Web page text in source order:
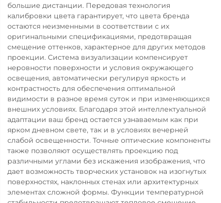
большие дистанции. Передовая технология
калибровки цвета гарантирует, что цвета бренда
остаются неизменными в соответствии с их
оригинальными спецификациями, предотвращая
смещение оттенков, характерное для других методов
проекции. Система визуализации компенсирует
неровности поверхности и условия окружающего
освещения, автоматически регулируя яркость и
контрастность для обеспечения оптимальной
видимости в разное время суток и при изменяющихся
внешних условиях. Благодаря этой интеллектуальной
адаптации ваш бренд остается узнаваемым как при
ярком дневном свете, так и в условиях вечерней
слабой освещенности. Точные оптические компоненты
также позволяют осуществлять проекцию под
различными углами без искажения изображения, что
дает возможность творческих установок на изогнутых
поверхностях, наклонных стенах или архитектурных
элементах сложной формы. Функции температурной